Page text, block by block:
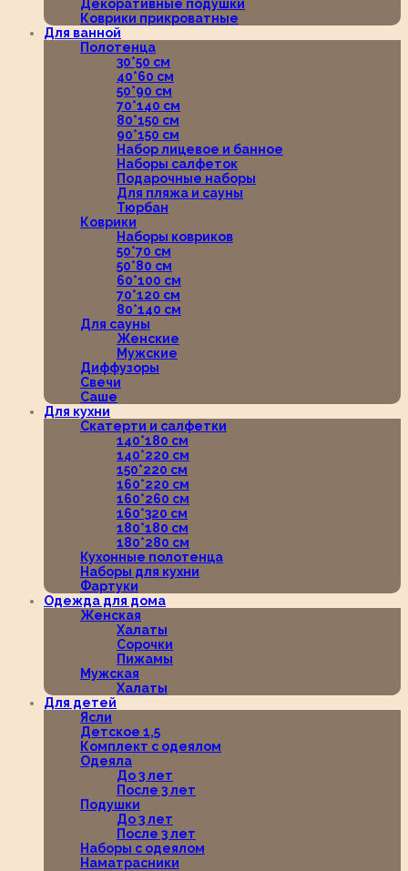
Декоративные подушки
Коврики прикроватные
Для ванной
Полотенца
30*50 см
40*60 см
50*90 см
70*140 см
80*150 см
90*150 см
Набор лицевое и банное
Наборы салфеток
Подарочные наборы
Для пляжа и сауны
Тюрбан
Коврики
Наборы ковриков
50*70 см
50*80 см
60*100 см
70*120 см
80*140 см
Для сауны
Женские
Мужские
Диффузоры
Свечи
Саше
Для кухни
Скатерти и салфетки
140*180 см
140*220 см
150*220 см
160*220 см
160*260 см
160*320 см
180*180 см
180*280 см
Кухонные полотенца
Наборы для кухни
Фартуки
Одежда для дома
Женская
Халаты
Сорочки
Пижамы
Мужская
Халаты
Для детей
Ясли
Детское 1,5
Комплект с одеялом
Одеяла
До 3 лет
После 3 лет
Подушки
До 3 лет
После 3 лет
Наборы с одеялом
Наматрасники